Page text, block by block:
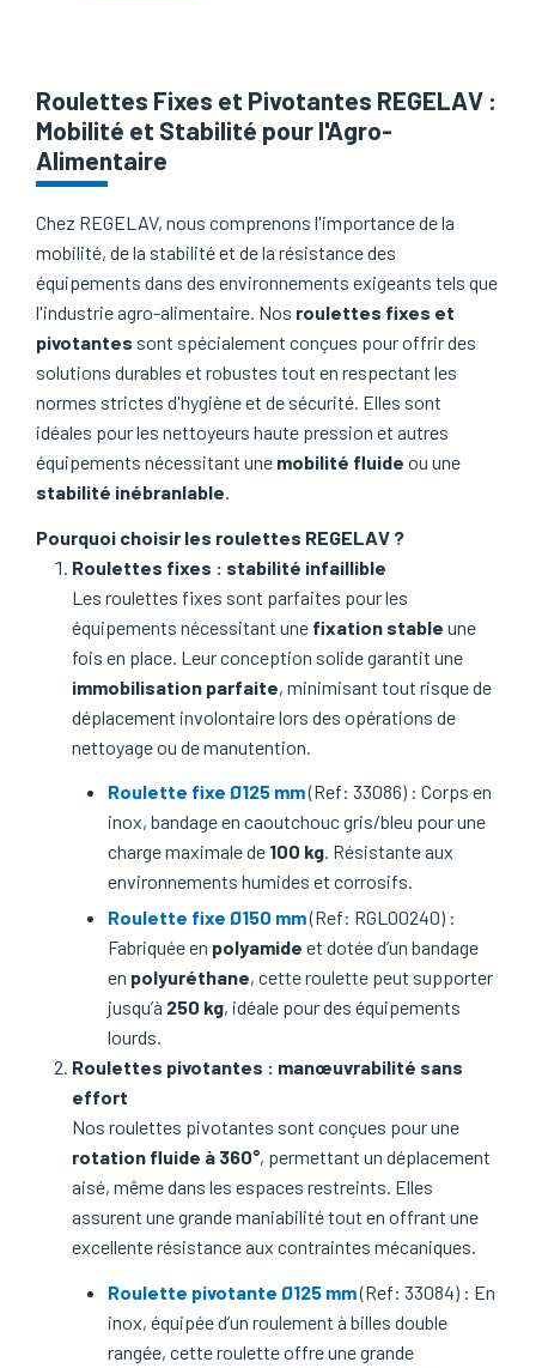
Roulettes Fixes et Pivotantes REGELAV :
Mobilité et Stabilité pour l'Agro-
Alimentaire
Chez REGELAV, nous comprenons l'importance de la
mobilité, de la stabilité et de la résistance des
équipements dans des environnements exigeants tels que
l'industrie agro-alimentaire. Nos roulettes fixes et
pivotantes sont spécialement conçues pour offrir des
solutions durables et robustes tout en respectant les
normes strictes d'hygiène et de sécurité. Elles sont
idéales pour les nettoyeurs haute pression et autres
équipements nécessitant une mobilité fluide ou une
stabilité inébranlable.
Pourquoi choisir les roulettes REGELAV ?
Roulettes fixes : stabilité infaillible
Les roulettes fixes sont parfaites pour les
équipements nécessitant une fixation stable une
fois en place. Leur conception solide garantit une
immobilisation parfaite, minimisant tout risque de
déplacement involontaire lors des opérations de
nettoyage ou de manutention.
Roulette fixe Ø125 mm(Ref: 33086) : Corps en
inox, bandage en caoutchouc gris/bleu pour une
charge maximale de 100 kg. Résistante aux
environnements humides et corrosifs.
Roulette fixe Ø150 mm(Ref: RGL00240) :
Fabriquée en polyamide et dotée d’un bandage
en polyuréthane, cette roulette peut supporter
jusqu’à 250 kg, idéale pour des équipements
lourds.
Roulettes pivotantes : manœuvrabilité sans
effort
Nos roulettes pivotantes sont conçues pour une
rotation fluide à 360°, permettant un déplacement
aisé, même dans les espaces restreints. Elles
assurent une grande maniabilité tout en offrant une
excellente résistance aux contraintes mécaniques.
Roulette pivotante Ø125 mm(Ref: 33084) : En
inox, équipée d’un roulement à billes double
rangée, cette roulette offre une grande